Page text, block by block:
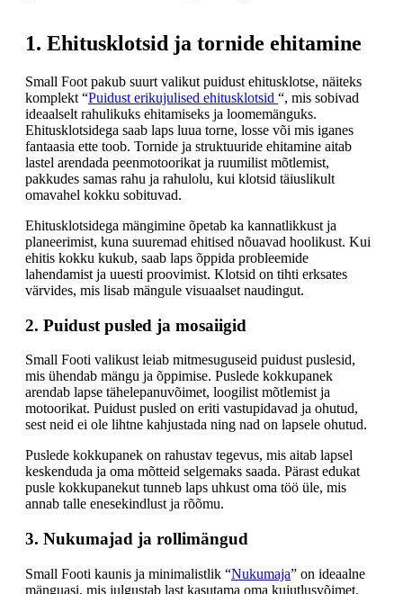
1. Ehitusklotsid ja tornide ehitamine
Small Foot pakub suurt valikut puidust ehitusklotse, näiteks
komplekt “Puidust erikujulised ehitusklotsid “, mis sobivad
ideaalselt rahulikuks ehitamiseks ja loomemänguks.
Ehitusklotsidega saab laps luua torne, losse või mis iganes
fantaasia ette toob. Tornide ja struktuuride ehitamine aitab
lastel arendada peenmotoorikat ja ruumilist mõtlemist,
pakkudes samas rahu ja rahulolu, kui klotsid täiuslikult
omavahel kokku sobituvad.
Ehitusklotsidega mängimine õpetab ka kannatlikkust ja
planeerimist, kuna suuremad ehitised nõuavad hoolikust. Kui
ehitis kokku kukub, saab laps õppida probleemide
lahendamist ja uuesti proovimist. Klotsid on tihti erksates
värvides, mis lisab mängule visuaalset naudingut.
2. Puidust pusled ja mosaiigid
Small Footi valikust leiab mitmesuguseid puidust puslesid,
mis ühendab mängu ja õppimise. Puslede kokkupanek
arendab lapse tähelepanuvõimet, loogilist mõtlemist ja
motoorikat. Puidust pusled on eriti vastupidavad ja ohutud,
sest neid ei ole lihtne kahjustada ning nad on lapsele ohutud.
Puslede kokkupanek on rahustav tegevus, mis aitab lapsel
keskenduda ja oma mõtteid selgemaks saada. Pärast edukat
pusle kokkupanekut tunneb laps uhkust oma töö üle, mis
annab talle enesekindlust ja rõõmu.
3. Nukumajad ja rollimängud
Small Footi kaunis ja minimalistlik “Nukumaja” on ideaalne
mänguasi, mis julgustab last kasutama oma kujutlusvõimet.